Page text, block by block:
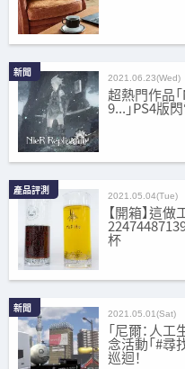
新聞 2021.06.23(Wed)
超熱門作品
9...」PS4版
產品評測 2021.05.04(Tue)
【開箱】這
杯
新聞 2021.05.01(Sat)
「尼爾：人
念活動「#尋
巡迴！